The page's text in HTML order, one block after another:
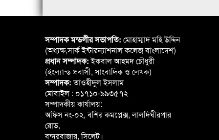
সম্পাদক মন্ডলীর সভাপতি: মোহাম্মাদ মহি উদ্দিন
(অধ্যক্ষ,সার্ক ইন্টারন্যাশনাল কলেজ বাংলাদেশ)
প্রধান সম্পাদক:ইকবাল আহমদ চৌধুরী
(ইংল্যান্ড প্রবাসী, সাংবাদিক ও লেখক)
সম্পাদক:তাওহীদুল ইসলাম
মোবাইল : ০১৭১০-৯৯৩৫৭২
সম্পাদকীয় কার্যালয়:
অফিস নং-০২, বশির কমপ্লেক্স, লালদিঘীরপার
রোড,
বন্দরবাজার, সিলেট।